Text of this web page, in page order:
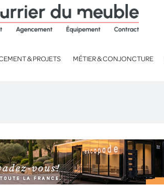
& PROJETS MÉTIER & CONJONCTURE